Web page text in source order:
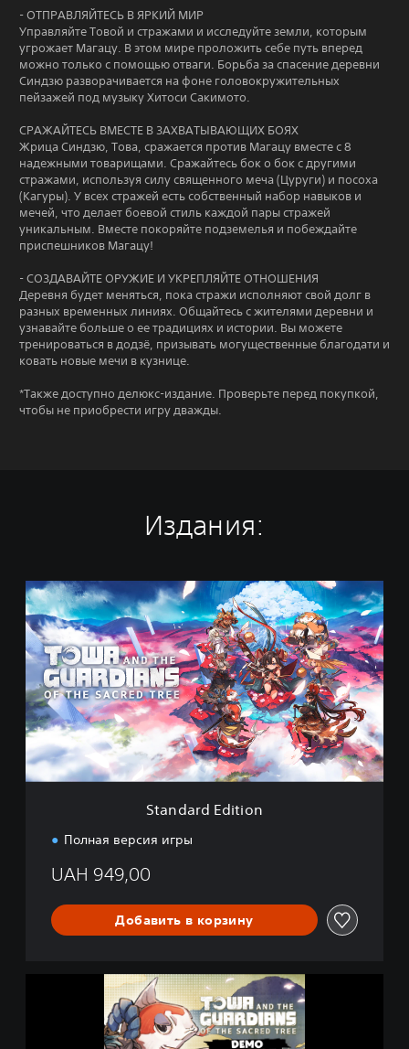
- ОТПРАВЛЯЙТЕСЬ В ЯРКИЙ МИР
Управляйте Товой и стражами и исследуйте земли, которым
угрожает Магацу. В этом мире проложить себе путь вперед
можно только с помощью отваги. Борьба за спасение деревни
Синдзю разворачивается на фоне головокружительных
пейзажей под музыку Хитоси Сакимото.
СРАЖАЙТЕСЬ ВМЕСТЕ В ЗАХВАТЫВАЮЩИХ БОЯХ
Жрица Синдзю, Това, сражается против Магацу вместе с 8
надежными товарищами. Сражайтесь бок о бок с другими
стражами, используя силу священного меча (Цуруги) и посоха
(Кагуры). У всех стражей есть собственный набор навыков и
мечей, что делает боевой стиль каждой пары стражей
уникальным. Вместе покоряйте подземелья и побеждайте
приспешников Магацу!
- СОЗДАВАЙТЕ ОРУЖИЕ И УКРЕПЛЯЙТЕ ОТНОШЕНИЯ
Деревня будет меняться, пока стражи исполняют свой долг в
разных временных линиях. Общайтесь с жителями деревни и
узнавайте больше о ее традициях и истории. Вы можете
тренироваться в додзё, призывать могущественные благодати и
ковать новые мечи в кузнице.
*Также доступно делюкс-издание. Проверьте перед покупкой,
чтобы не приобрести игру дважды.
Издания:
S
t
a
n
d
r
d
E
i
t
Standard Edition
Полная версия игры
UAH 949,00
Добавить в корзину